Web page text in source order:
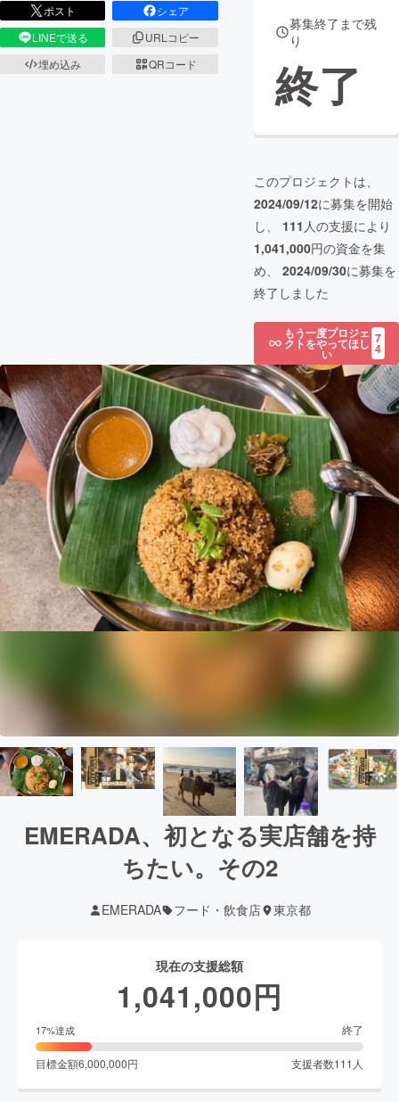
ポスト
シェア
LINEで送る
URLコピー
埋め込み
QRコード
募集終了まで残
り
終了
このプロジェクトは、
2024/09/12に募集を開始
し、 111 人の支援により
1,041,000円の資金を集
め、 2024/09/30に募集を
終了しました
もう一度プロジェ
クトをやってほし
い
7
4
EMERADA、初となる実店舗を持
ちたい。その2
EMERADA フード・飲食店 東京都
現在の支援総額
1,041,000円
17%達成 終了
目標金額6,000,000円 支援者数111 人